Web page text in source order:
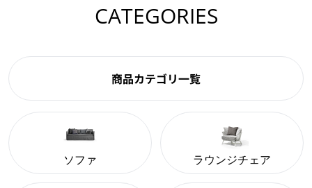
CATEGORIES
商品カテゴリ一覧
ソファ ラウンジチェア